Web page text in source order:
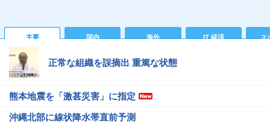
主要 国内 海外 IT 経済 ス
正常な組織を誤摘出 重篤な状態
熊本地震を「激甚災害」に指定
沖縄北部に線状降水帯直前予測